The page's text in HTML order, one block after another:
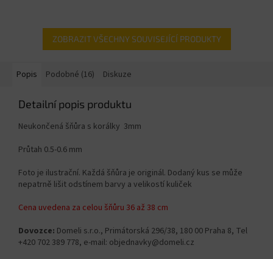
ZOBRAZIT VŠECHNY SOUVISEJÍCÍ PRODUKTY
Popis Podobné (16) Diskuze
Detailní popis produktu
Neukončená šňůra s korálky 3mm
Průtah 0.5-0.6 mm
Foto je ilustrační. Každá šňůra je originál. Dodaný kus se může
nepatrně lišit odstínem barvy a velikostí kuliček
Cena uvedena za celou šňůru 36 až 38 cm
Dovozce: Domeli s.r.o., Primátorská 296/38, 180 00 Praha 8, Tel
+420 702 389 778, e-mail: objednavky@domeli.cz